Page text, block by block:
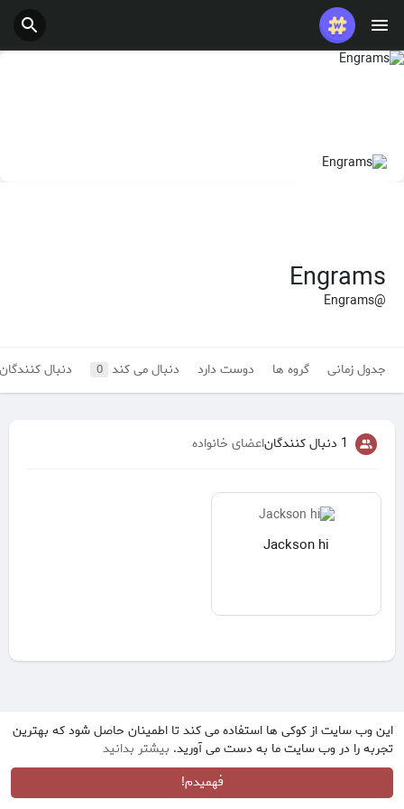
این وب سایت از کوکی ها استفاده می کند تا اطمینان حاصل شود که بهترین
تجربه را در وب سایت ما به دست می آورید. بیشتر بدانید
فهمیدم!
پست های محبوب
Engrams
@Engrams
جدول زمانی گروه ها دوست دارد دنبال می کند 0 دنبال
1 دنبال کنندگان اعضای خانواده
Jackson hi